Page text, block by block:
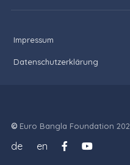
Impressum
Datenschutzerklärung
©Euro Bangla Foundation
de en